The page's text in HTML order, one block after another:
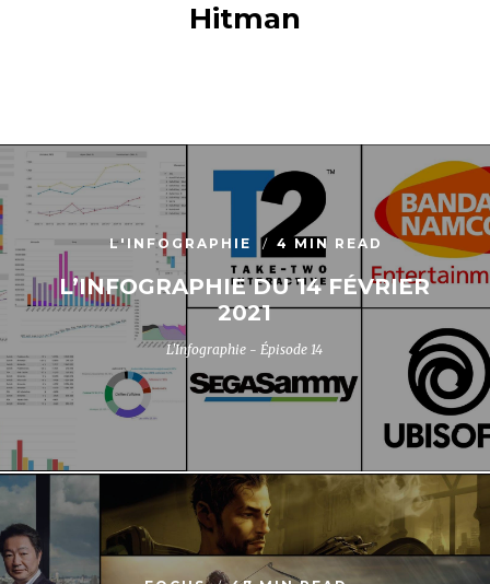
Hitman
L'INFOGRAPHIE 4 MIN READ
L’INFOGRAPHIE DU 14 FÉVRIER
2021
L'Infographie - Épisode 14